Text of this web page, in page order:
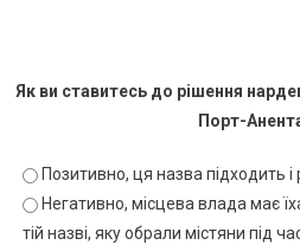
Як ви ставитесь до рішення
Порт-
Позитивно, ця назва підходить
Негативно, місцева влада має
тій назві, яку обрали містяни під